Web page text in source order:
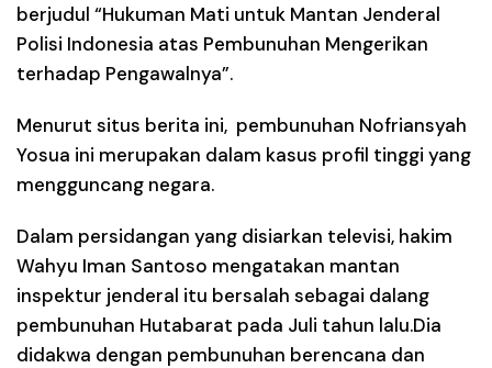
berjudul “Hukuman Mati untuk Mantan Jenderal
Polisi Indonesia atas Pembunuhan Mengerikan
terhadap Pengawalnya”.
Menurut situs berita ini, pembunuhan Nofriansyah
Yosua ini merupakan dalam kasus profil tinggi yang
mengguncang negara.
Dalam persidangan yang disiarkan televisi, hakim
Wahyu Iman Santoso mengatakan mantan
inspektur jenderal itu bersalah sebagai dalang
pembunuhan Hutabarat pada Juli tahun lalu.Dia
didakwa dengan pembunuhan berencana dan